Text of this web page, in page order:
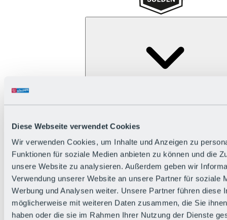
Diese Webseite verwendet Cookies
Wir verwenden Cookies, um Inhalte und Anzeigen zu
Funktionen für soziale Medien anbieten zu können und die
unsere Website zu analysieren. Außerdem geben wir
Verwendung unserer Website an unsere Partner für soziale
Werbung und Analysen weiter. Unsere Partner führen diese
möglicherweise mit weiteren Daten zusammen, die Sie
haben oder die sie im Rahmen Ihrer Nutzung der Dienste
Bürger:in werden
Bikepark-Rules
Bikepark-Partnerschaften
Nachhaltigkeit in der BRS
Bikepark & Tickets